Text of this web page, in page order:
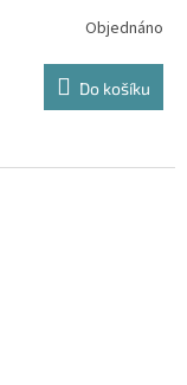
Objednáno
Do košíku